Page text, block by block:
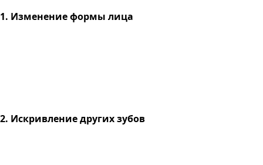
1. Изменение формы лица
2. Искривление других зубов